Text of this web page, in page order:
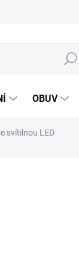
Hledat
OBUV
svítilnou LED